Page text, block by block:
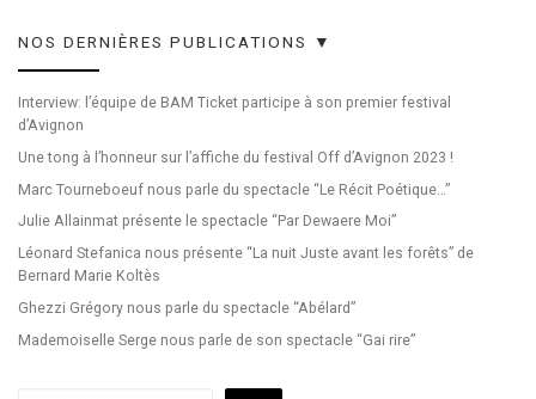
NOS DERNIÈRES PUBLICATIONS ▼
Interview: l’équipe de BAM Ticket participe à son premier festival
d’Avignon
Une tong à l’honneur sur l’affiche du festival Off d’Avignon 2023 !
Marc Tourneboeuf nous parle du spectacle “Le Récit Poétique…”
Julie Allainmat présente le spectacle “Par Dewaere Moi”
Léonard Stefanica nous présente “La nuit Juste avant les forêts” de
Bernard Marie Koltès
Ghezzi Grégory nous parle du spectacle “Abélard”
Mademoiselle Serge nous parle de son spectacle “Gai rire”